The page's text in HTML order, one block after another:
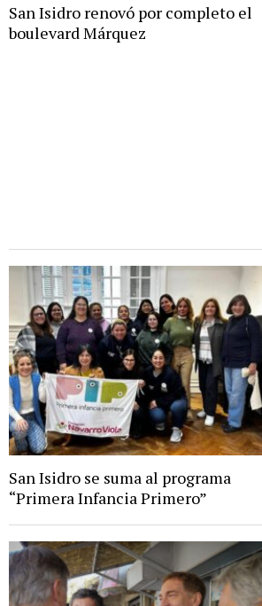
San Isidro renovó por completo el
boulevard Márquez
San Isidro se suma al programa
“Primera Infancia Primero”